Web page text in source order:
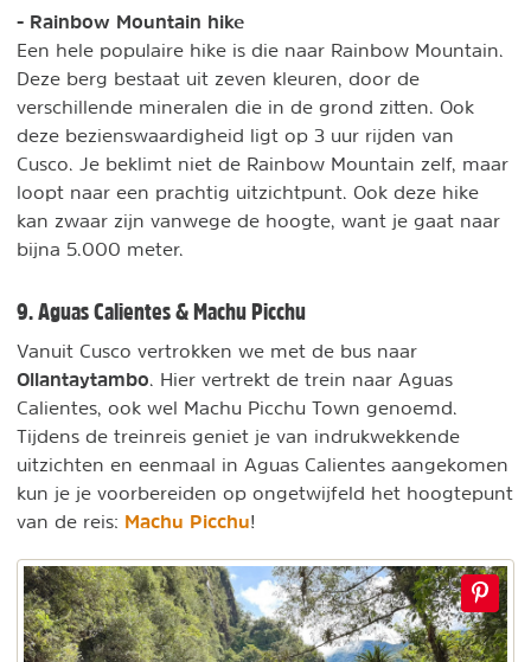
- Rainbow Mountain hike
Een hele populaire hike is die naar Rainbow Mountain.
Deze berg bestaat uit zeven kleuren, door de
verschillende mineralen die in de grond zitten. Ook
deze bezienswaardigheid ligt op 3 uur rijden van
Cusco. Je beklimt niet de Rainbow Mountain zelf, maar
loopt naar een prachtig uitzichtpunt. Ook deze hike
kan zwaar zijn vanwege de hoogte, want je gaat naar
bijna 5.000 meter.
9. Aguas Calientes & Machu Picchu
Vanuit Cusco vertrokken we met de bus naar
Ollantaytambo . Hier vertrekt de trein naar Aguas
Calientes, ook wel Machu Picchu Town genoemd.
Tijdens de treinreis geniet je van indrukwekkende
uitzichten en eenmaal in Aguas Calientes aangekomen
kun je je voorbereiden op ongetwijfeld het hoogtepunt
van de reis: Machu Picchu!